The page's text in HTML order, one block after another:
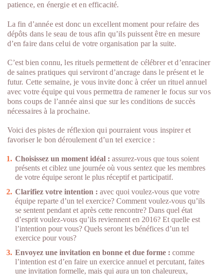
patience, en énergie et en efficacité.
La fin d’année est donc un excellent moment pour refaire des
dépôts dans le seau de tous afin qu’ils puissent être en mesure
d’en faire dans celui de votre organisation par la suite.
C’est bien connu, les rituels permettent de célébrer et d’enraciner
de saines pratiques qui serviront d’ancrage dans le présent et le
futur. Cette semaine, je vous invite donc à créer un rituel annuel
avec votre équipe qui vous permettra de ramener le focus sur vos
bons coups de l’année ainsi que sur les conditions de succès
nécessaires à la prochaine.
Voici des pistes de réflexion qui pourraient vous inspirer et
favoriser le bon déroulement d’un tel exercice :
Choisissez un moment idéal : assurez-vous que tous soient
présents et ciblez une journée où vous sentez que les membres
de votre équipe seront le plus réceptif et participatif.
Clarifiez votre intention : avec quoi voulez-vous que votre
équipe reparte d’un tel exercice? Comment voulez-vous qu’ils
se sentent pendant et après cette rencontre? Dans quel état
d’esprit voulez-vous qu’ils reviennent en 2016? Et quelle est
l’intention pour vous? Quels seront les bénéfices d’un tel
exercice pour vous?
Envoyez une invitation en bonne et due forme : comme
l’intention est d’en faire un exercice annuel et percutant, faites
une invitation formelle, mais qui aura un ton chaleureux,